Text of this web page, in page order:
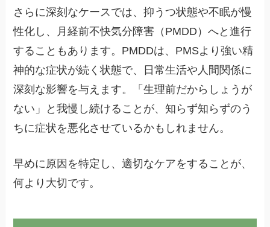
さらに深刻なケースでは、抑うつ状態や不眠が慢
性化し、月経前不快気分障害（PMDD）へと進行
することもあります。PMDDは、PMSより強い精
神的な症状が続く状態で、日常生活や人間関係に
深刻な影響を与えます。「生理前だからしょうが
ない」と我慢し続けることが、知らず知らずのう
ちに症状を悪化させているかもしれません。
早めに原因を特定し、適切なケアをすることが、
何より大切です。